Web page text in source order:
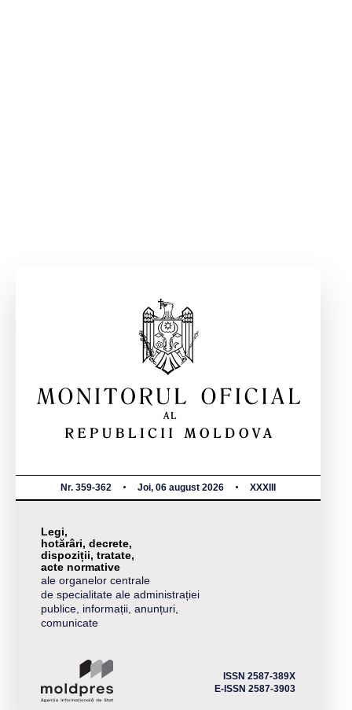
Nr. 359-362 Joi, 06 august 2026 XXXIII
Legi,
hotărâri, decrete,
dispoziții, tratate,
acte normative
ale organelor centrale
de specialitate ale administrației
publice, informații, anunțuri,
comunicate
ISSN 2587-389X
E-ISSN 2587-3903